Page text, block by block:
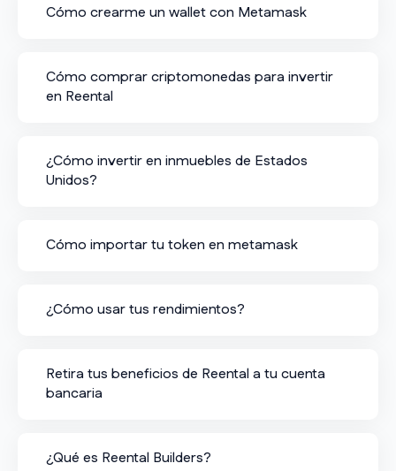
Cómo crearme un wallet con Metamask
Cómo comprar criptomonedas para invertir
en Reental
¿Cómo invertir en inmuebles de Estados
Unidos?
Cómo importar tu token en metamask
¿Cómo usar tus rendimientos?
Retira tus beneficios de Reental a tu cuenta
bancaria
¿Qué es Reental Builders?